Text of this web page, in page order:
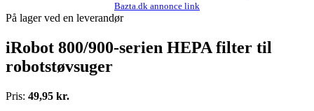
Bazta.dk annonce link
På lager ved en leverandør
iRobot 800/900-serien HEPA filter til
robotstøvsuger
Pris: 49,95 kr.